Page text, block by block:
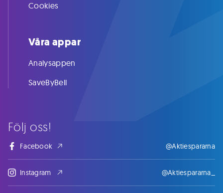
Följ oss!
Facebook @Aktiespararna
Instagram @Aktiespararna_
Cookies
Våra appar
Analysappen
SaveByBell